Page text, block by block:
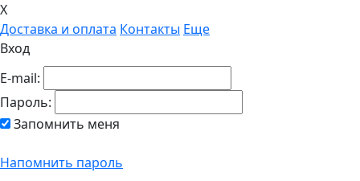
X
Доставка и оплата Контакты Еще
Вход
E-mail:
Пароль:
Запомнить меня
Напомнить пароль